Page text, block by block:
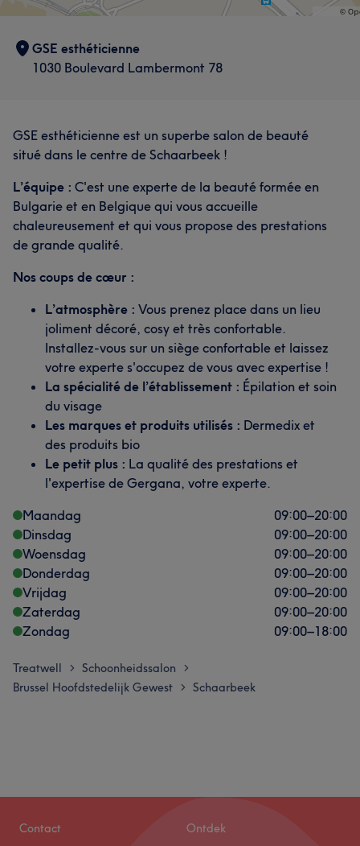
GSE esthéticienne
1030 Boulevard Lambermont 78
GSE esthéticienne est un superbe salon de beauté
situé dans le centre de Schaarbeek !
L’équipe : C'est une experte de la beauté formée en
Bulgarie et en Belgique qui vous accueille
chaleureusement et qui vous propose des prestations
de grande qualité.
Nos coups de cœur :
L’atmosphère : Vous prenez place dans un lieu
joliment décoré, cosy et très confortable.
Installez-vous sur un siège confortable et laissez
votre experte s'occupez de vous avec expertise !
La spécialité de l’établissement : Épilation et soin
du visage
Les marques et produits utilisés : Dermedix et
des produits bio
Le petit plus : La qualité des prestations et
l'expertise de Gergana, votre experte.
Maandag
09:00–20:00
Dinsdag
09:00–20:00
Woensdag
09:00–20:00
Donderdag
09:00–20:00
Vrijdag
09:00–20:00
Zaterdag
09:00–20:00
Zondag
09:00–18:00
Treatwell > Schoonheidssalon >
Brussel Hoofdstedelijk Gewest > Schaarbeek
Contact Ontdek